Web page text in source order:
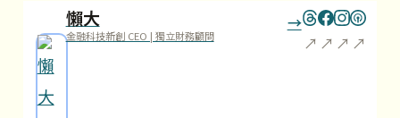
懶大
金融科技新創 CEO | 獨立財務顧問